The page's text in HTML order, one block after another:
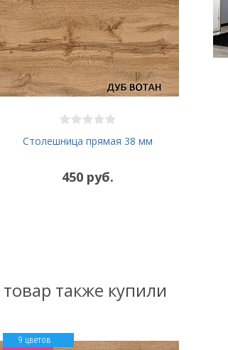
Столешница прямая 38 мм
450 руб.
также купили
9 цветов